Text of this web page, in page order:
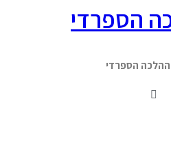
הספרדי
הספרדי